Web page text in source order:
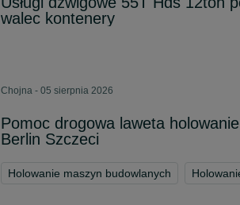
walec kontenery
Chojna - 05 sierpnia 2026
Pomoc drogowa laweta
Berlin Szczeci
Holowanie maszyn budowlanych